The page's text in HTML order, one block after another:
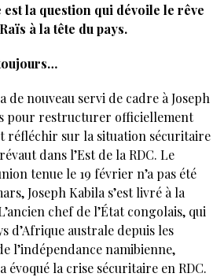
la question qui dévoile le rêve
à la tête du pays.
de nouveau servi de cadre à Joseph
pour restructurer officiellement
réfléchir sur la situation sécuritaire
dans l’Est de la RDC. Le
tenue le 19 février n’a pas été
Joseph Kabila s’est livré à la
chef de l’État congolais, qui
d’Afrique australe depuis les
l’indépendance namibienne,
évoqué la crise sécuritaire en RDC.